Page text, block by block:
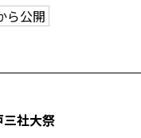
ら公開
社大祭